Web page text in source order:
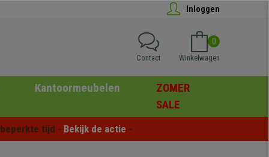
Inloggen
0
Winkelwagen
Contact
Kantoormeubelen
ZOMER
SALE
tijd - Bekijk de actie -